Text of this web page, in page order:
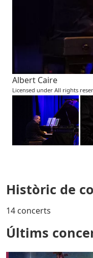
Albert Caire
Licensed under All rights
Històric de
14 concerts
Últims